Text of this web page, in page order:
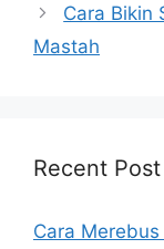
Cara Bikin
Mastah
Recent Post
Cara